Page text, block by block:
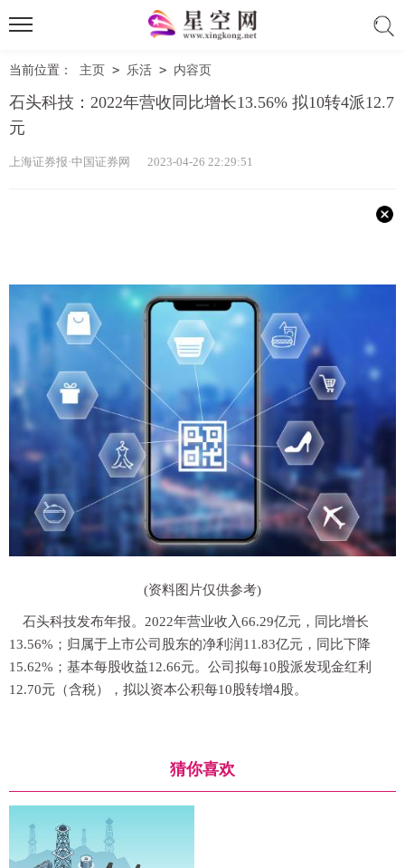
当前位置： 主页 > 乐活 > 内容页
石头科技：2022年营收同比增长13.56% 拟10转4派12.7
元
上海证券报·中国证券网 2023-04-26 22:29:51
(资料图片仅供参考)
石头科技发布年报。2022年营业收入66.29亿元，同比增长
13.56%；归属于上市公司股东的净利润11.83亿元，同比下降
15.62%；基本每股收益12.66元。公司拟每10股派发现金红利
12.70元（含税），拟以资本公积每10股转增4股。
猜你喜欢